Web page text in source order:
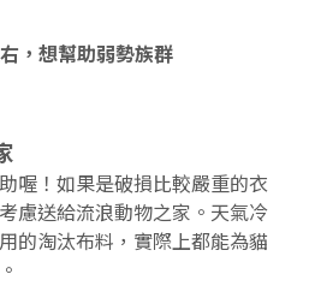
，想幫助弱勢族群
喔！如果是破損比較嚴重的衣
慮送給流浪動物之家。天氣冷
的淘汰布料，實際上都能為貓